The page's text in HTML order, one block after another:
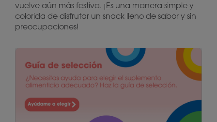
vuelve aún más festiva. ¡Es una manera simple y
colorida de disfrutar un snack lleno de sabor y sin
preocupaciones!